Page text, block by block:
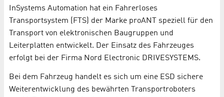
InSystems Automation hat ein Fahrerloses
Transportsystem (FTS) der Marke proANT speziell für den
Transport von elektronischen Baugruppen und
Leiterplatten entwickelt. Der Einsatz des Fahrzeuges
erfolgt bei der Firma Nord Electronic DRIVESYSTEMS.
Bei dem Fahrzeug handelt es sich um eine ESD sichere
Weiterentwicklung des bewährten Transportroboters